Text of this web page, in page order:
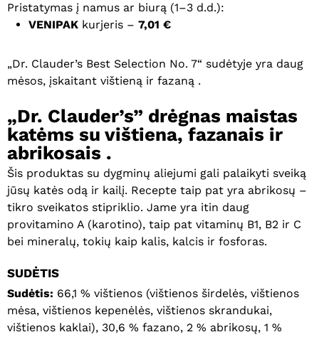
Pristatymas į namus ar biurą (1–3 d.d.):
VENIPAK kurjeris – 7,01 €
„Dr. Clauder’s Best Selection No. 7“ sudėtyje yra daug
mėsos, įskaitant vištieną ir fazaną .
„Dr. Clauder’s” drėgnas maistas
katėms su vištiena, fazanais ir
abrikosais .
Šis produktas su dygminų aliejumi gali palaikyti sveiką
jūsų katės odą ir kailį. Recepte taip pat yra abrikosų –
tikro sveikatos stipriklio. Jame yra itin daug
provitamino A (karotino), taip pat vitaminų B1, B2 ir C
bei mineralų, tokių kaip kalis, kalcis ir fosforas.
SUDĖTIS
Sudėtis: 66,1 % vištienos (vištienos širdelės, vištienos
mėsa, vištienos kepenėlės, vištienos skrandukai,
vištienos kaklai), 30,6 % fazano, 2 % abrikosų, 1 %